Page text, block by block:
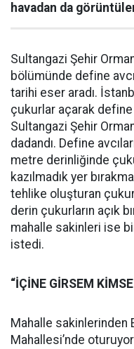
havadan da
Sultangazi Şehir
bölümünde define
tarihi eser aradı.
çukurlar açarak
Sultangazi Şehir
dadandı. Define
metre derinliğinde
kazılmadık yer
tehlike oluşturan
derin çukurların açık
mahalle sakinleri ise
istedi.
“İÇİNE GİRSEM
Mahalle sakinlerinden
Mahallesi’nde